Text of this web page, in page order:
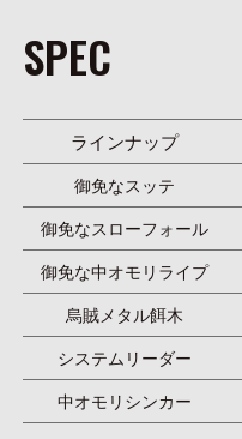
SPEC
ラインナップ
御免なスッテ
御免なスローフォール
御免な中オモリライプ
烏賊メタル餌木
システムリーダー
中オモリシンカー